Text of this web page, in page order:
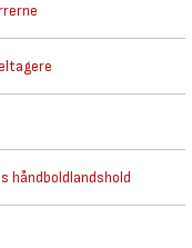
håndboldlandshold